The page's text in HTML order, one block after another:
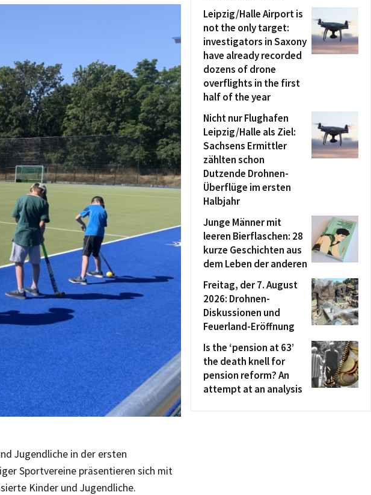
Jugendliche in der ersten
Sportvereine präsentieren sich mit
Kinder und Jugendliche.
Leipzig/Halle Airport is
not the only target:
investigators in Saxony
have already recorded
dozens of drone
overflights in the first
half of the year
Nicht nur Flughafen
Leipzig/Halle als Ziel:
Sachsens Ermittler
zählten schon
Dutzende Drohnen-
Überflüge im ersten
Halbjahr
Junge Männer mit
leeren Bierflaschen: 28
kurze Geschichten aus
dem Leben der anderen
Freitag, der 7. August
2026: Drohnen-
Diskussionen und
Feuerland-Eröffnung
Is the ‘pension at 63’
the death knell for
pension reform? An
attempt at an analysis